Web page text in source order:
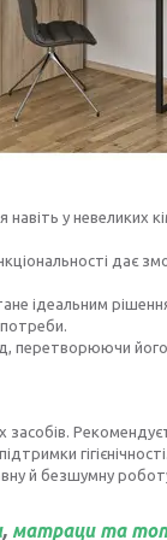
у невеликих
дає
ідеальним
перетворюючи його
й безшумну
, матраци та